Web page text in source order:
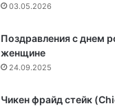
03.05.2026
Поздравления с днем
женщине
24.09.2025
Чикен фрайд стейк